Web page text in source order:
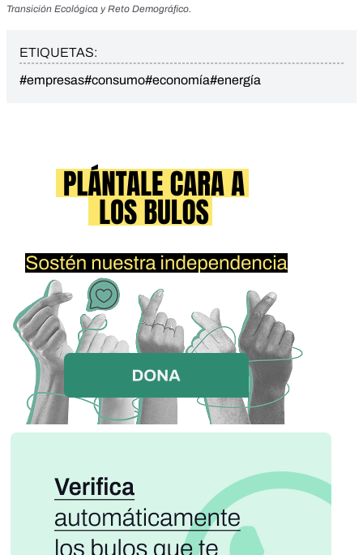
Transición Ecológica y Reto Demográfico.
ETIQUETAS:
#empresas#consumo#economía#energía